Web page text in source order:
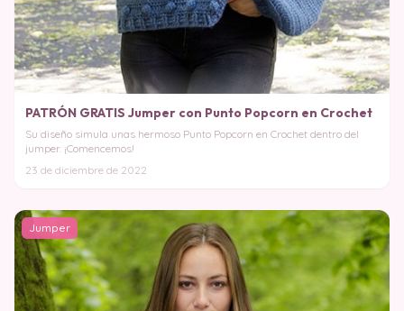
PATRÓN GRATIS Jumper con Punto Popcorn en Crochet
Su diseño simula unas hermoso Punto Popcorn en Crochet dentro del
jumper. ¡Comencemos!
23 de diciembre de 2022
Jumper